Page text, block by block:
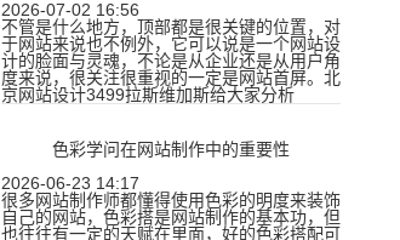
2026-07-02 16:56
不管是什么地方，顶部都是很关键的位置，对
于网站来说也不例外，它可以说是一个网站设
计的脸面与灵魂，不论是从企业还是从用户角
度来说，很关注很重视的一定是网站首屏。北
京网站设计3499拉斯维加斯给大家分析
色彩学问在网站制作中的重要性
2026-06-23 14:17
很多网站制作师都懂得使用色彩的明度来装饰
自己的网站，色彩搭是网站制作的基本功，但
也往往有一定的天赋在里面，好的色彩搭配可